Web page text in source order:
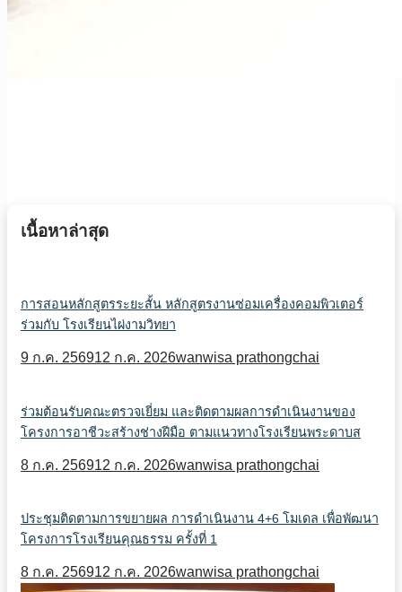
เนื้อหาล่าสุด
การสอนหลักสูตรระยะสั้น หลักสูตรงานซ่อมเครื่องคอมพิวเตอร์
ร่วมกับ โรงเรียนไผ่งามวิทยา
9 ก.ค. 256912 ก.ค. 2026wanwisa prathongchai
ร่วมต้อนรับคณะตรวจเยี่ยม และติดตามผลการดำเนินงานของ
โครงการอาชีวะสร้างช่างฝีมือ ตามแนวทางโรงเรียนพระดาบส
8 ก.ค. 256912 ก.ค. 2026wanwisa prathongchai
ประชุมติดตามการขยายผล การดำเนินงาน 4+6 โมเดล เพื่อพัฒนา
โครงการโรงเรียนคุณธรรม ครั้งที่ 1
8 ก.ค. 256912 ก.ค. 2026wanwisa prathongchai